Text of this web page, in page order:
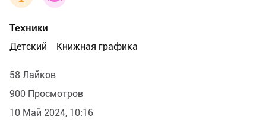
Техники
Детский
Книжная графика
58 Лайков
900 Просмотров
10 Май 2024, 10:16